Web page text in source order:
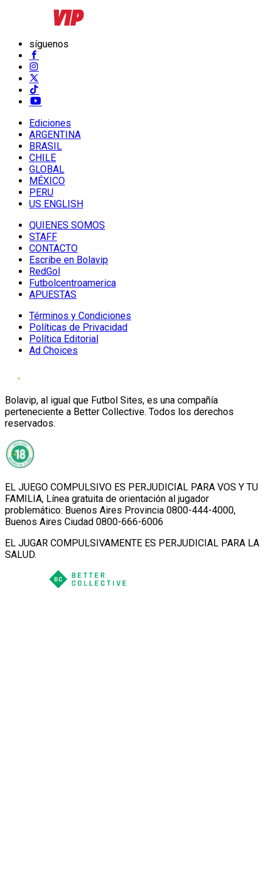
síguenos
Ediciones
ARGENTINA
BRASIL
CHILE
GLOBAL
MÉXICO
PERU
US ENGLISH
QUIENES SOMOS
STAFF
CONTACTO
Escribe en Bolavip
RedGol
Futbolcentroamerica
APUESTAS
Términos y Condiciones
Políticas de Privacidad
Política Editorial
Ad Choices
Bolavip, al igual que Futbol Sites, es una compañía
perteneciente a Better Collective. Todos los derechos
reservados.
EL JUEGO COMPULSIVO ES PERJUDICIAL PARA VOS Y TU
FAMILIA, Línea gratuita de orientación al jugador
problemático: Buenos Aires Provincia 0800-444-4000,
Buenos Aires Ciudad 0800-666-6006
EL JUGAR COMPULSIVAMENTE ES PERJUDICIAL PARA LA
SALUD.